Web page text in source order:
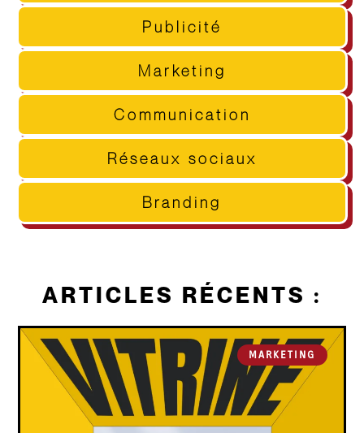
Publicité
Marketing
Communication
Réseaux sociaux
Branding
ARTICLES RÉCENTS :
MARKETING